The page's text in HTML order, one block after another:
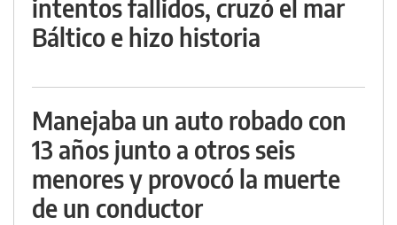
intentos fallidos, cruzó el mar
Báltico e hizo historia
Manejaba un auto robado con
13 años junto a otros seis
menores y provocó la muerte
de un conductor